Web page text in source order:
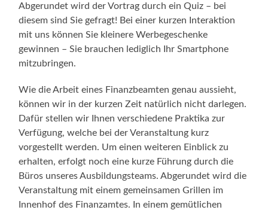
Abgerundet wird der Vortrag durch ein Quiz – bei
diesem sind Sie gefragt! Bei einer kurzen Interaktion
mit uns können Sie kleinere Werbegeschenke
gewinnen – Sie brauchen lediglich Ihr Smartphone
mitzubringen.
Wie die Arbeit eines Finanzbeamten genau aussieht,
können wir in der kurzen Zeit natürlich nicht darlegen.
Dafür stellen wir Ihnen verschiedene Praktika zur
Verfügung, welche bei der Veranstaltung kurz
vorgestellt werden. Um einen weiteren Einblick zu
erhalten, erfolgt noch eine kurze Führung durch die
Büros unseres Ausbildungsteams. Abgerundet wird die
Veranstaltung mit einem gemeinsamen Grillen im
Innenhof des Finanzamtes. In einem gemütlichen